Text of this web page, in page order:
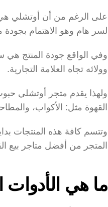
لسر هام وهو الاهتمام
وولائه تجاه العلامة التجارية.
القهوة مثل: الأكواب،
المتجر من أفضل متاجر بيع
ما هي الأدوات